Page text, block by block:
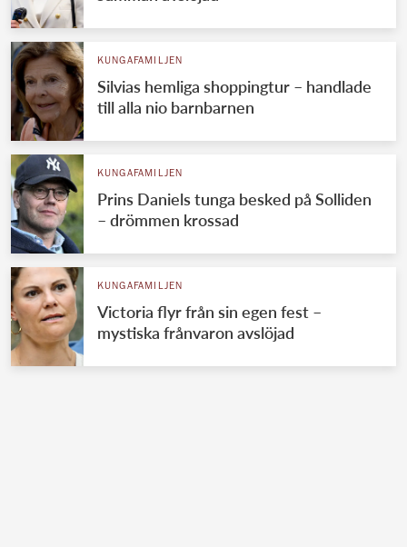
KUNGAFAMILJEN
Silvias hemliga shoppingtur – handlade
till alla nio barnbarnen
KUNGAFAMILJEN
Prins Daniels tunga besked på Solliden
– drömmen krossad
KUNGAFAMILJEN
Victoria flyr från sin egen fest –
mystiska frånvaron avslöjad